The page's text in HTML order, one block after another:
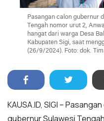
Pasangan calon gubernur
Tengah nomor urut 2,
hangat dari warga Desa
Kabupaten Sigi, saat
(26/9/2024). Foto: dok. Tim
KAUSA.ID, SIGI –
gubernur Sulawesi